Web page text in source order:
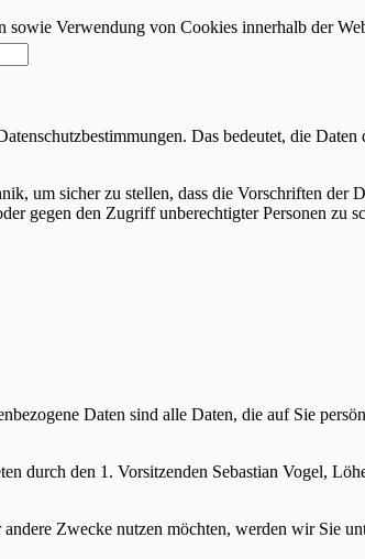
Verwendung von Cookies innerhalb der
Das bedeutet, die
um sicher zu stellen, dass die Vorschriften der
gegen den Zugriff unberechtigter Personen zu
Daten sind alle Daten, die auf Sie
durch den 1. Vorsitzenden Sebastian Vogel,
Zwecke nutzen möchten, werden wir Sie